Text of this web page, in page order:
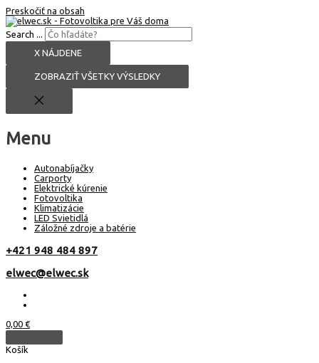
Preskočiť na obsah
Search ...
X NÁJDENE
ZOBRAZIŤ VŠETKY VÝSLEDKY
Menu
Autonabíjačky
Carporty
Elektrické kúrenie
Fotovoltika
Klimatizácie
LED Svietidlá
Záložné zdroje a batérie
+421 948 484 897
elwec@elwec.sk
0,00 €
Košík